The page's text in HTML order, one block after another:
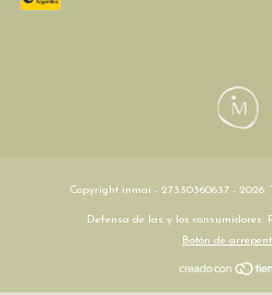
Copyright inmai - 27330360637 - 2026.
Defensa de las y los consumidores.
Botón de